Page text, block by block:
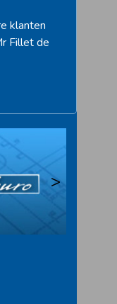
klanten
Fillet de
>